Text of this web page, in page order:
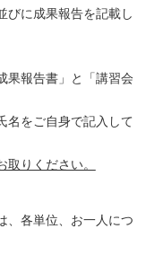
びに成果報告を記載し
果報告書」と「講習会
名をご自身で記入して
りください。
、各単位、お一人につ